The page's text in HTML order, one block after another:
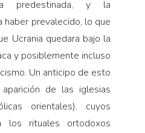
predestinada, y la
haber prevalecido, lo que
Ucrania quedara bajo la
y posiblemente incluso
Un anticipo de esto
de las iglesias
orientales), cuyos
los rituales ortodoxos